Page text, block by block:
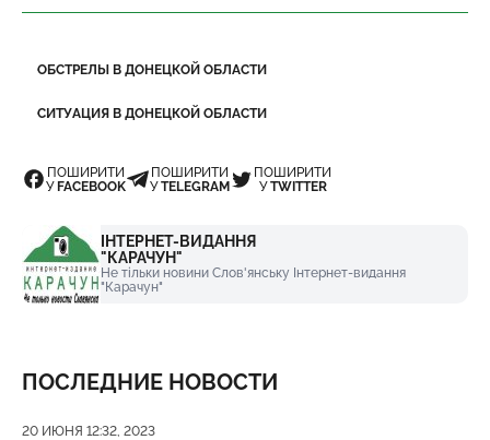
ОБСТРЕЛЫ В ДОНЕЦКОЙ ОБЛАСТИ
СИТУАЦИЯ В ДОНЕЦКОЙ ОБЛАСТИ
ПОШИРИТИ
УFACEBOOK
ПОШИРИТИ
УTELEGRAM
ПОШИРИТИ
УTWITTER
ІНТЕРНЕТ-ВИДАННЯ
"КАРАЧУН"
Не тільки новини Слов'янську Інтернет-видання
"Карачун"
ПОСЛЕДНИЕ НОВОСТИ
Дата публикации
20 ИЮНЯ 12:32, 2023